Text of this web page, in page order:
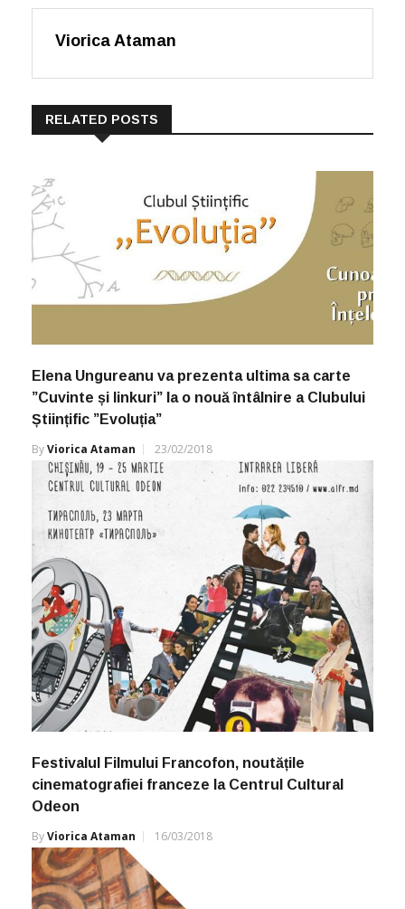
Viorica Ataman
RELATED POSTS
Elena Ungureanu va prezenta ultima sa carte
”Cuvinte și linkuri” la o nouă întâlnire a Clubului
Științific ”Evoluția”
ByViorica Ataman 23/02/2018
Festivalul Filmului Francofon, noutățile
cinematografiei franceze la Centrul Cultural
Odeon
ByViorica Ataman 16/03/2018